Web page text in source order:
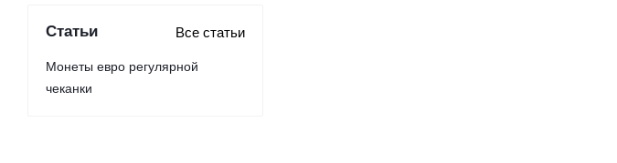
Статьи Все статьи
Монеты евро регулярной
чеканки